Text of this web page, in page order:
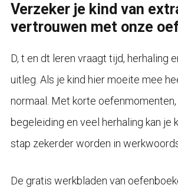
Verzeker je kind van
vertrouwen met onze
D, t en dt leren vraagt tijd, herhaling
uitleg. Als je kind hier moeite mee
normaal. Met korte
begeleiding en veel herhaling kan je
stap zekerder worden in
De gratis werkbladen van